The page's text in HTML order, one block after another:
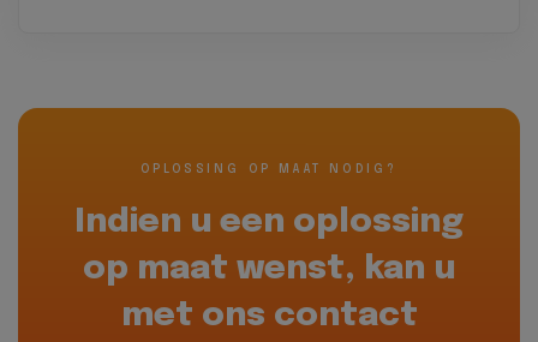
OPLOSSING OP MAAT NODIG?
Indien u een oplossing
op maat wenst, kan u
met ons contact